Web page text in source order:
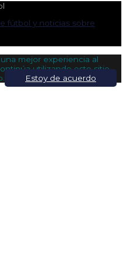
fútbol y noticias sobre
mejor experiencia al
utilizando este sitio,
Estoy de acuerdo